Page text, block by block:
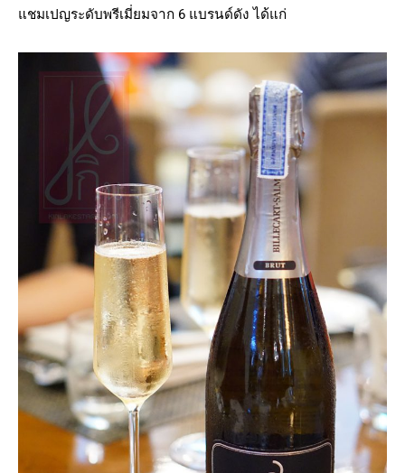
แชมเปญระดับพรีเมี่ยมจาก 6 แบรนด์ดัง ได้แก่